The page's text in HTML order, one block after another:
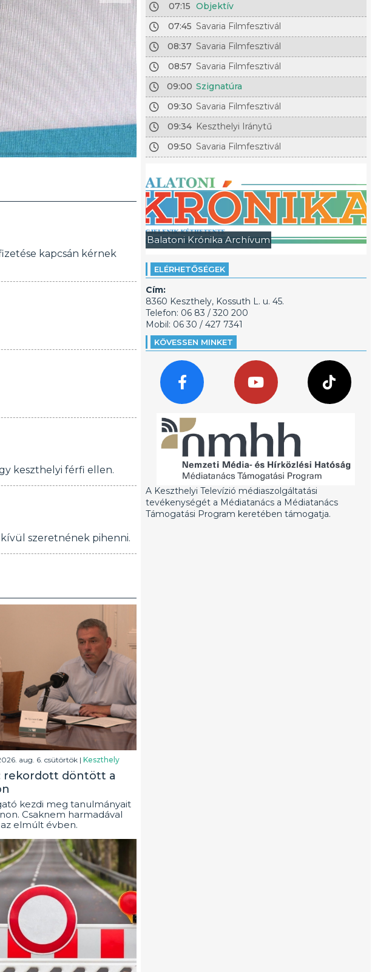
kapcsán kérnek
keszthelyi férfi ellen.
szeretnének pihenni.
aug. 6. csütörtök | Keszthely
rekordott döntött a
kezdi meg tanulmányait
Csaknem harmadával
elmúlt évben.
07:15 Objektív
07:45 Savaria Filmfesztivál
08:37 Savaria Filmfesztivál
08:57 Savaria Filmfesztivál
09:00 Szignatúra
09:30 Savaria Filmfesztivál
09:34 Keszthelyi Iránytű
09:50 Savaria Filmfesztivál
Balatoni Krónika Archívum
ELÉRHETŐSÉGEK
Cím:
8360 Keszthely, Kossuth L. u. 45.
Telefon: 06 83 / 320 200
Mobil: 06 30 / 427 7341
KÖVESSEN MINKET
A Keszthelyi Televízió médiaszolgáltatási
tevékenységét a Médiatanács a Médiatanács
Támogatási Program keretében támogatja.